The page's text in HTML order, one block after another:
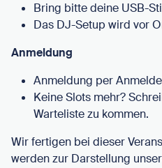
Bring bitte deine USB-
Das DJ-Setup wird vor
Anmeldung
Anmeldung per
Keine Slots mehr?
Warteliste zu kommen.
Wir fertigen bei dieser
werden zur Darstellung